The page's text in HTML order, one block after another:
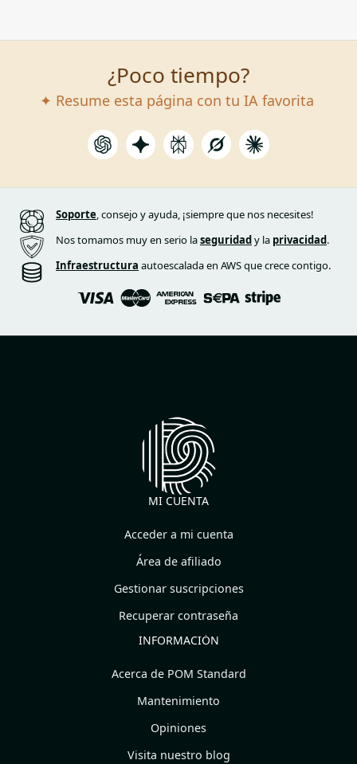
¿Poco tiempo?
✦ Resume esta página con tu IA favorita
Soporte, consejo y ayuda, ¡siempre que nos necesites!
Nos tomamos muy en serio laseguridady la privacidad.
Infraestructura autoescalada en AWS que crece contigo.
MI CUENTA
Acceder a mi cuenta
Área de afiliado
Gestionar suscripciones
Recuperar contraseña
INFORMACIÓN
Acerca de POM Standard
Mantenimiento
Opiniones
Visita nuestro blog